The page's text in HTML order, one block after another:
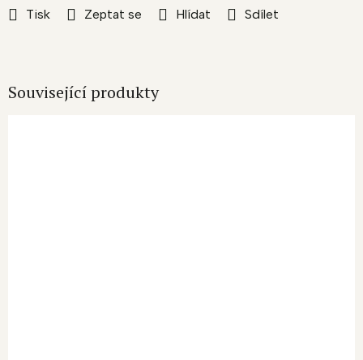
Tisk Zeptat se Hlídat Sdílet
Související produkty